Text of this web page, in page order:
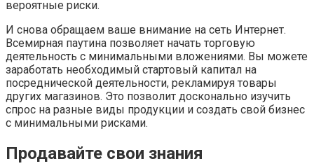
вероятные риски.
И снова обращаем ваше внимание на сеть Интернет.
Всемирная паутина позволяет начать торговую
деятельность с минимальными вложениями. Вы можете
заработать необходимый стартовый капитал на
посреднической деятельности, рекламируя товары
других магазинов. Это позволит досконально изучить
спрос на разные виды продукции и создать свой бизнес
с минимальными рисками.
Продавайте свои знания